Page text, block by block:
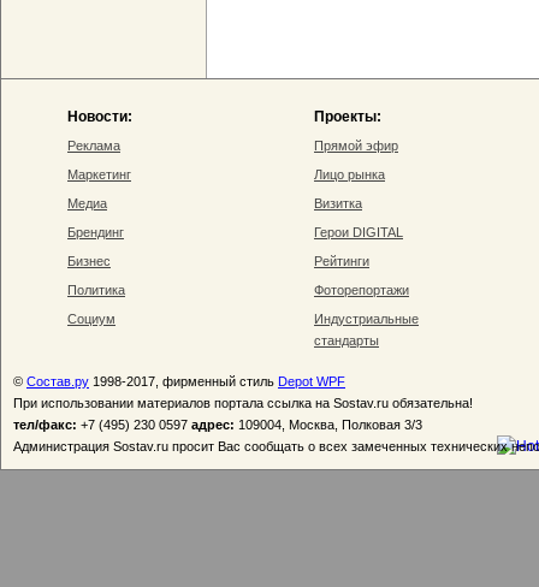
Новости:
Реклама
Маркетинг
Медиа
Брендинг
Бизнес
Политика
Социум
Проекты:
Прямой эфир
Лицо рынка
Визитка
Герои DIGITAL
Рейтинги
Фоторепортажи
Индустриальные
стандарты
© Состав.ру 1998-2017, фирменный стиль Depot WPF
При использовании материалов портала ссылка на Sostav.ru обязательна!
тел/факс: +7 (495) 230 0597 адрес: 109004, Москва, Полковая 3/3
Администрация Sostav.ru просит Вас сообщать о всех замеченных технических